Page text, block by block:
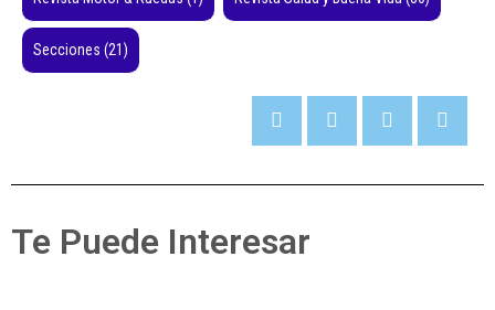
Secciones (21)
Te Puede Interesar